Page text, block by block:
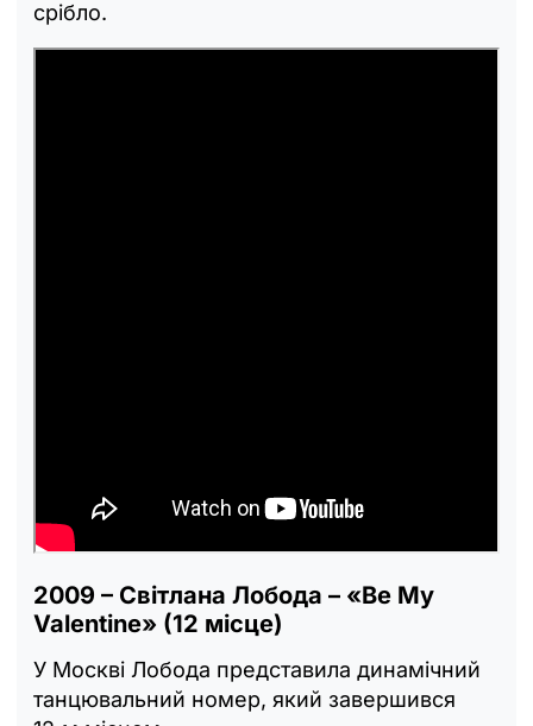
срібло.
2009 – Світлана Лобода – «Be My
Valentine» (12 місце)
У Москві Лобода представила динамічний
танцювальний номер, який завершився